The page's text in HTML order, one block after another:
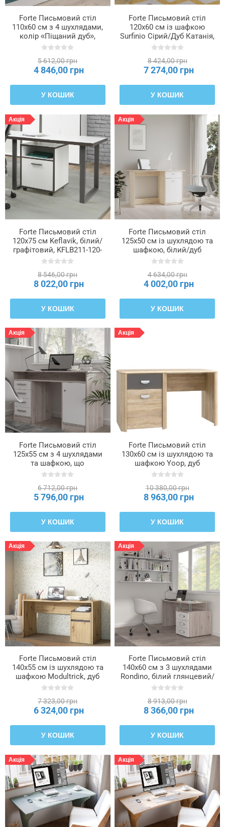
Тип
плівки
Товщина
боковини
Товщина
верхнього
Товщина
нижнього
Товщина
плити
Forte Письмовий стіл
110x60 см з 4 шухлядами,
колір «Піщаний дуб»,
MT935-D41
5 612,00 грн
4 846,00 грн
У КОШИК
Forte Письмовий стіл
120x60 см із шафкою
Surfinio Сірий/Дуб Катанія,
SFNB211-M378
8 424,00 грн
7 274,00 грн
У КОШИК
Акція
Forte Письмовий стіл
120x75 см Keflavik, білий/
графітовий, KFLB211-120-
940
8 546,00 грн
8 022,00 грн
У КОШИК
Акція
Forte Письмовий стіл
125x50 см із шухлядою та
шафкою, білий/дуб
«Сонома», BOSB211-Q36
4 634,00 грн
4 002,00 грн
У КОШИК
Акція
Forte Письмовий стіл
125x55 см з 4 шухлядами
та шафкою, що
замикається на ключ,
MT931-T19
6 712,00 грн
5 796,00 грн
У КОШИК
Акція
Forte Письмовий стіл
130x60 см із шухлядою та
шафкою Yoop, дуб
«Сонома»/сірий, YPB21-
10 380,00 грн
8 963,00 грн
У КОШИК
Акція
Forte Письмовий стіл
140x55 см із шухлядою та
шафкою Modultrick, дуб
Artisan/графіт, MDUB112-
7 323,00 грн
6 324,00 грн
У КОШИК
Акція
Forte Письмовий стіл
140x60 см з 3 шухлядами
Rondino, білий глянцевий/
пісочний дуб, RDIB211-T30
8 913,00 грн
8 366,00 грн
У КОШИК
Акція Акція